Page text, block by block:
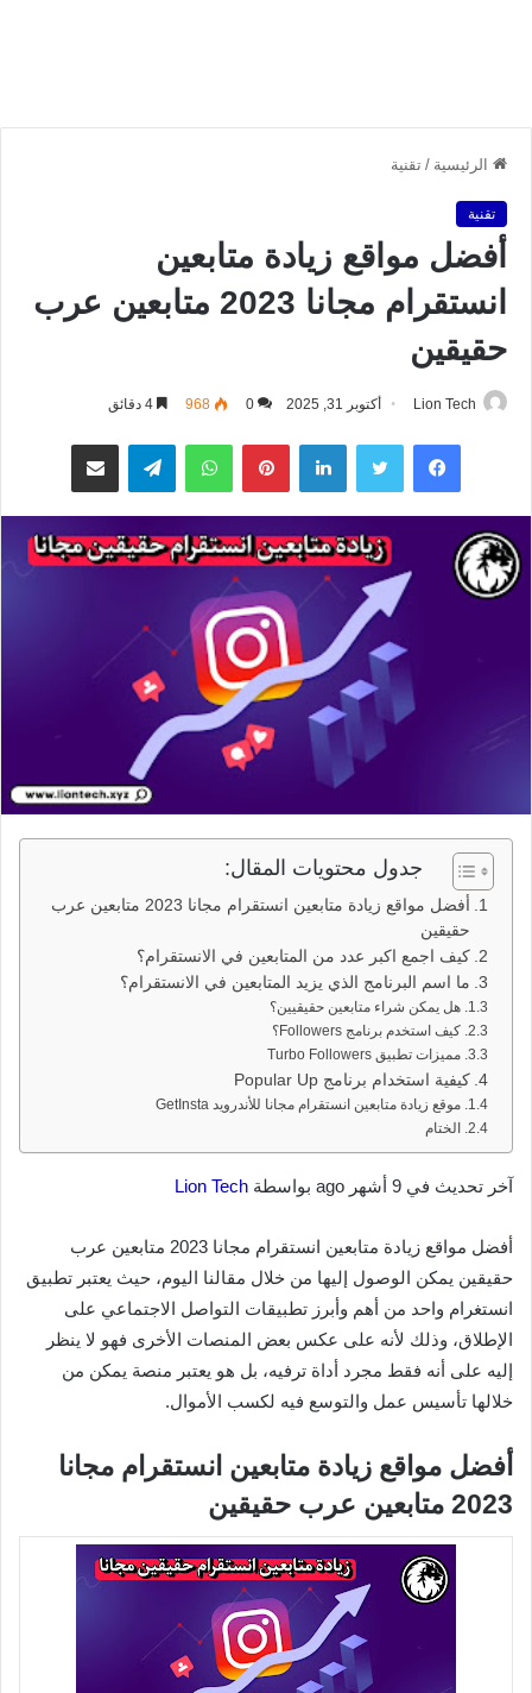
الرئيسية / تقنية
تقنية
أفضل مواقع زيادة متابعين
انستقرام مجانا 2023 متابعين عرب
حقيقين
Lion Tech أكتوبر 31, 2025 0
968
فيسبوك تويتر لينكدإن بينتيريستواتساب تيلقرام مشاركة عبر البريد
جدول محتويات المقال:
أفضل مواقع زيادة متابعين انستقرام مجانا 2023 متابعين عرب
حقيقين
كيف اجمع اكبر عدد من المتابعين في الانستقرام؟
ما اسم البرنامج الذي يزيد المتابعين في الانستقرام؟
هل يمكن شراء متابعين حقيقيين؟
كيف استخدم برنامج Followers؟
مميزات تطبيق Turbo Followers
كيفية استخدام برنامج Popular Up
موقع زيادة متابعين انستقرام مجانا للأندرويد GetInsta
الختام
آخر تحديث في 9 أشهر ago بواسطة Lion Tech
أفضل مواقع زيادة متابعين انستقرام مجانا 2023 متابعين عرب
حقيقين يمكن الوصول إليها من خلال مقالنا اليوم، حيث يعتبر تطبيق
انستغرام واحد من أهم وأبرز تطبيقات التواصل الاجتماعي على
الإطلاق، وذلك لأنه على عكس بعض المنصات الأخرى فهو لا ينظر
إليه على أنه فقط مجرد أداة ترفيه، بل هو يعتبر منصة يمكن من
خلالها تأسيس عمل والتوسع فيه لكسب الأموال.
أفضل مواقع زيادة متابعين انستقرام مجانا
2023 متابعين عرب حقيقين